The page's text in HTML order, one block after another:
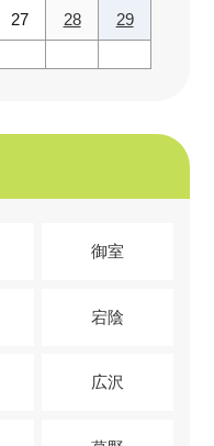
27 28
29
御室
宕陰
広沢